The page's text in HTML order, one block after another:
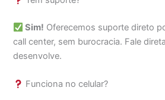
Sim! Oferecemos suporte direto
call center, sem burocracia. Fale
desenvolve.
Funciona no celular?